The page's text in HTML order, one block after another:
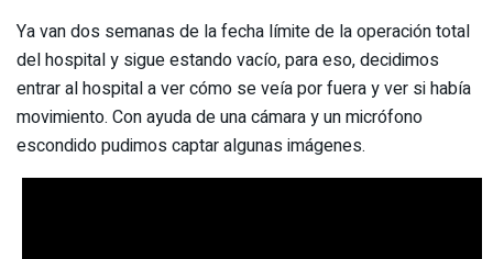
Ya van dos semanas de la fecha límite de la operación total
del hospital y sigue estando vacío, para eso, decidimos
entrar al hospital a ver cómo se veía por fuera y ver si había
movimiento. Con ayuda de una cámara y un micrófono
escondido pudimos captar algunas imágenes.